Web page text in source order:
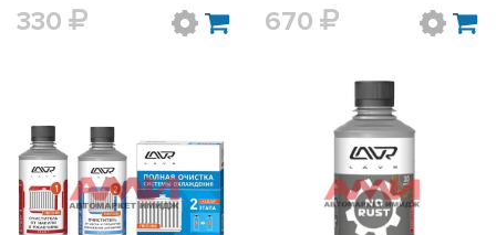
330 670
БЫСТРЫЙ ПРОСМОТР БЫСТРЫЙ ПРОСМОТР